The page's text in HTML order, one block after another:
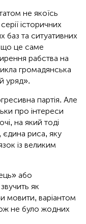
не якоїсь
історичних
баз та ситуативних
що це саме
рабства на
громадянська
уряд».
партія. Але
про інтереси
на який тоді
єдина риса, яку
із великим
або
як
мовити, варіантом
не було жодних